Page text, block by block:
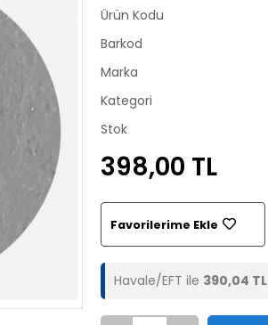
Ürün Kodu
Barkod
Marka
Kategori
Stok
398,00 TL
Favorilerime Ekle
Havale/EFT ile 390,04 TL